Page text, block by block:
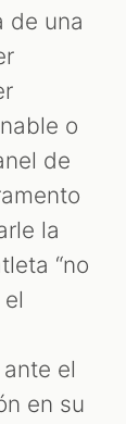
de una
o
de
la
“no
el
en su